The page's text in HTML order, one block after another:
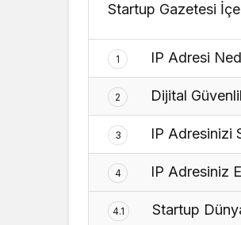
Startup Gazetesi
1 IP Adresi
2 Dijital
3 IP Adresinizi
4 IP Adresiniz
4.1 Startup